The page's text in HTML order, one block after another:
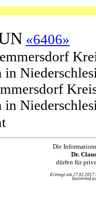
«6406»
in
in
Die
Dr.
dürfen für
Erzeugt am
basierend